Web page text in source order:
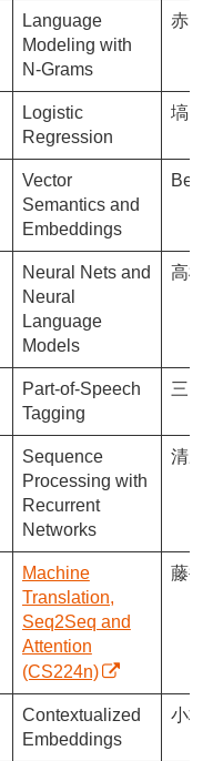
Language
Modeling with
N-Grams
赤間
Logistic
Regression
塙
Vector
Semantics and
Embeddings
Neural Nets and
Neural
Language
Models
高橋
Part-of-Speech
Tagging
三田
Sequence
Processing with
Recurrent
Networks
清野
Machine
Translation,
Seq2Seq and
Attention
(CS224n)
藤井
Contextualized
Embeddings
小林G